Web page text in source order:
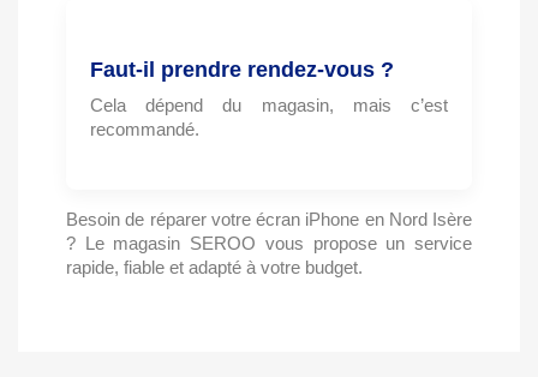
Faut-il prendre rendez-vous ?
Cela dépend du magasin, mais c’est
recommandé.
Besoin de réparer votre écran iPhone en Nord Isère
? Le magasin SEROO vous propose un service
rapide, fiable et adapté à votre budget.